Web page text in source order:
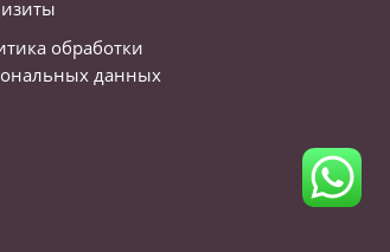
обработки
данных